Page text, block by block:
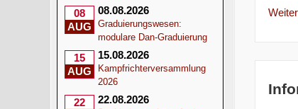
08
AUG
08.08.2026
Graduierungswesen:
modulare Dan-Graduierung
15
AUG
15.08.2026
Kampfrichterversammlung
2026
22
22.08.2026